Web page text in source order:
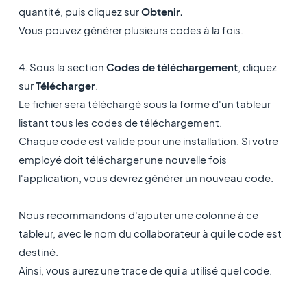
quantité, puis cliquez surObtenir.
Vous pouvez générer plusieurs codes à la fois.
4. Sous la section Codes de téléchargement, cliquez
surTélécharger.
Le fichier sera téléchargé sous la forme d'un tableur
listant tous les codes de téléchargement.
Chaque code est valide pour une installation. Si votre
employé doit télécharger une nouvelle fois
l'application, vous devrez générer un nouveau code.
Nous recommandons d'ajouter une colonne à ce
tableur, avec le nom du collaborateur à qui le code est
destiné.
Ainsi, vous aurez une trace de qui a utilisé quel code.